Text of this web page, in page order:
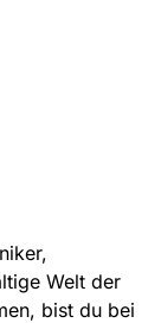
Welt der
bist du bei